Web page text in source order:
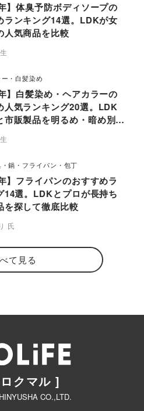
】体臭予防ボディソープの
ランキング14選。LDKが女
人気商品を比較
・白髪染め
】白髪染め・ヘアカラーの
人気ランキング20選。LDK
市販製品を明るめ・暗め別に
鍋・フライパン・包丁
】フライパンのおすすめラ
14選。LDKとプロが長持ち
を探して徹底比較
氏
て見る
クマル ]
CO.,LTD.